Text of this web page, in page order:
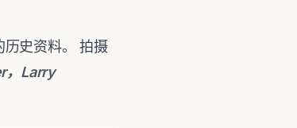
史资料。 拍摄
，Larry